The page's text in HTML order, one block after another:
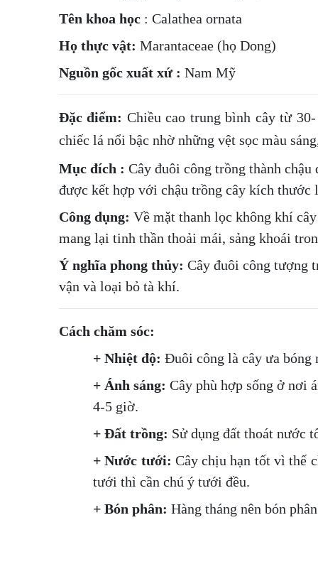
Tên khoa học : Calathea ornata
Họ thực vật: Marantaceae (họ Dong)
Nguồn gốc xuất xứ : Nam Mỹ
Đặc điểm: Chiều cao trung bình cây từ
chiếc lá nổi bậc nhờ những vệt sọc màu
Mục đích : Cây đuôi công trồng thành
được kết hợp với chậu trồng cây kích thước
Công dụng: Về mặt thanh lọc không khí
mang lại tinh thần thoải mái, sảng khoái
Ý nghĩa phong thủy: Cây đuôi công tượng
vận và loại bỏ tà khí.
Cách chăm sóc:
+ Nhiệt độ: Đuôi công là cây ưa bóng
+ Ánh sáng: Cây phù hợp sống ở nơi
4-5 giờ.
+ Đất trồng: Sử dụng đất thoát nước
+ Nước tưới: Cây chịu hạn tốt vì thế
tưới thì cần chú ý tưới đều.
+ Bón phân: Hàng tháng nên bón